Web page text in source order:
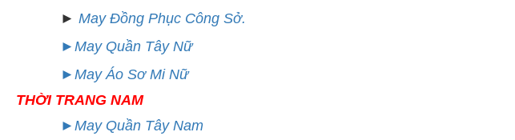
► May Đồng Phục Công Sở.
►May Quần Tây Nữ
►May Áo Sơ Mi Nữ
THỜI TRANG NAM
►May Quần Tây Nam